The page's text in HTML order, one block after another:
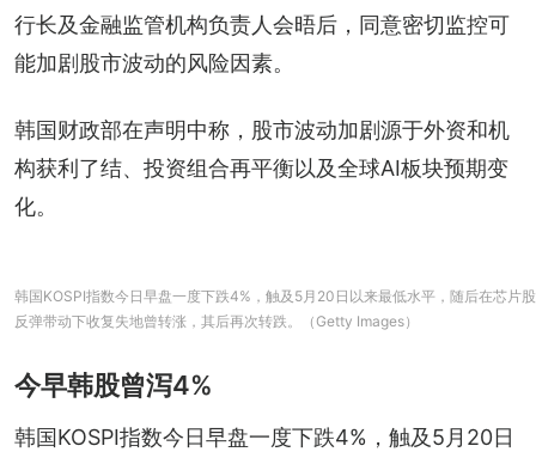
行长及金融监管机构负责人会晤后，同意密切监控可
能加剧股市波动的风险因素。
韩国财政部在声明中称，股市波动加剧源于外资和机
构获利了结、投资组合再平衡以及全球AI板块预期变
化。
韩国KOSPI指数今日早盘一度下跌4%，触及5月20日以来最低水平，随后在芯片股
反弹带动下收复失地曾转涨，其后再次转跌。（Getty Images）
今早韩股曾泻4%
韩国KOSPI指数今日早盘一度下跌4%，触及5月20日